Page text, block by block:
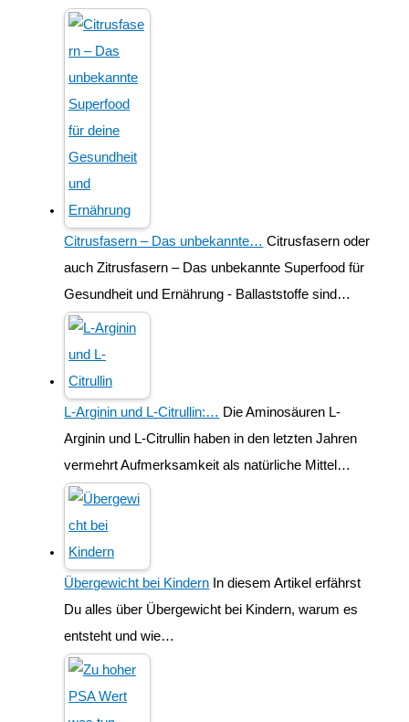
Citrusfasern – Das unbekannte… Citrusfasern oder
auch Zitrusfasern – Das unbekannte Superfood für
Gesundheit und Ernährung - Ballaststoffe sind…
L-Arginin und L-Citrullin:… Die Aminosäuren L-
Arginin und L-Citrullin haben in den letzten Jahren
vermehrt Aufmerksamkeit als natürliche Mittel…
Übergewicht bei Kindern In diesem Artikel erfährst
Du alles über Übergewicht bei Kindern, warum es
entsteht und wie…